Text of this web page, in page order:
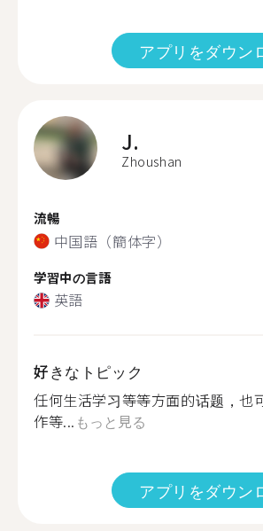
アプリをダウン
J.
Zhoushan
流暢
中国語（簡体字）
学習中の言語
英語
好きなトピック
任何生活学习等等方面的话题，也
作等... もっと見る
アプリをダウン